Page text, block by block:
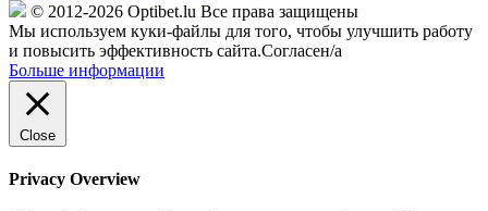
© 2012-2026 Optibet.lu Все права защищены
Мы используем куки-файлы для того, чтобы улучшить работу
и повысить эффективность сайта.Согласен/а
Больше информации
Close
Privacy Overview